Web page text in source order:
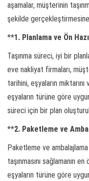
aşamalar, müşterinin
şekilde gerçekleştirmesine
**1. Planlama ve Ön
Taşınma süreci, iyi bir
eve nakliyat firmaları,
tarihini, eşyaların
eşyaların türüne göre
süreci için bir plan
**2. Paketleme ve
Paketleme ve
taşınmasını sağlamanın
eşyaların türüne göre